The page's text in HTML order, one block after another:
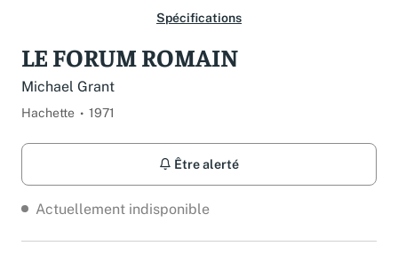
Spécifications
LE FORUM ROMAIN
Michael Grant
Hachette 1971
Être alerté
Actuellement indisponible